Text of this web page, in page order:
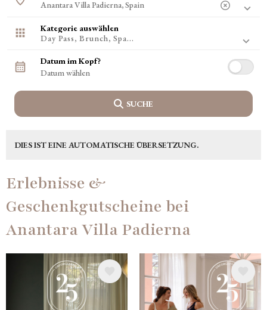
Nizza, Frankreich
Budapest, Ungarn
Großraum Dublin, Irland
Wien, Österreich
Kategorie auswählen
Day Pass, Brunch, Spa...
Datum im Kopf?
SUCHE
DIES IST EINE AUTOMATISCHE ÜBERSETZUNG.
Erlebnisse &
Geschenkgutscheine bei
Anantara Villa Padierna
Bild